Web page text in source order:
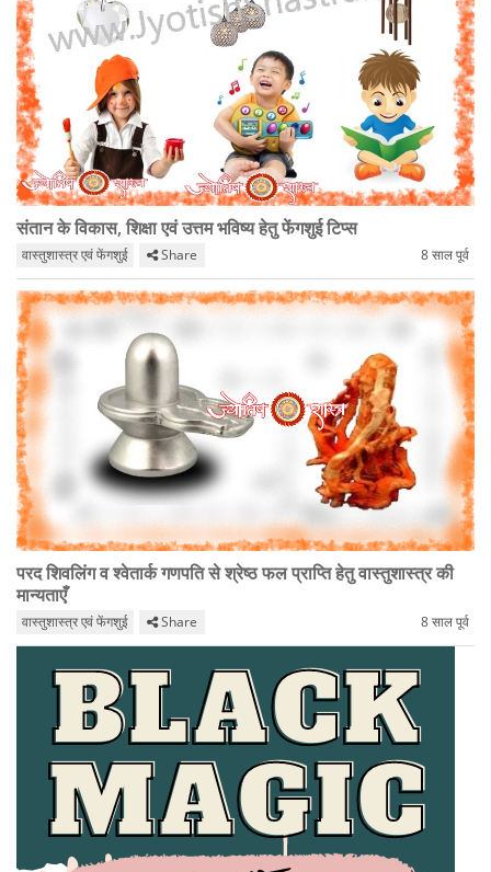
संतान के विकास, शिक्षा एवं उत्तम भविष्य हेतु फेंगशुई टिप्स
वास्तुशास्त्र एवं फेंगशुई Share 8 साल पूर्व
परद शिवलिंग व श्वेतार्क गणपति से श्रेष्ठ फल प्राप्ति हेतु वास्तुशास्त्र की
मान्यताएँ
वास्तुशास्त्र एवं फेंगशुई Share 8 साल पूर्व